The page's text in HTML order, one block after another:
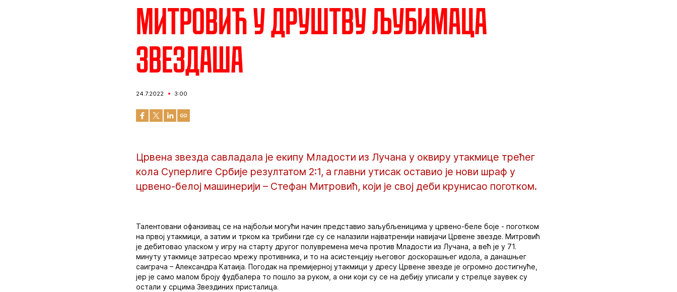
Митровић у друштву љубимаца
звездаша
24.7.2022 3:00
Црвена звезда савладала је екипу Младости из Лучана у оквиру утакмице трећег
кола Суперлиге Србије резултатом 2:1, а главни утисак оставио је нови шраф у
црвено-белој машинерији – Стефан Митровић, који је свој деби крунисао поготком.
Талентовани офанзивац се на најбољи могући начин представио заљубљеницима у црвено-беле боје - поготком
на првој утакмици, а затим и трком ка трибини где су се налазили најватренији навијачи Црвене звезде. Митровић
је дебитовао уласком у игру на старту другог полувремена меча против Младости из Лучана, а већ је у 71.
минуту утакмице затресао мрежу противника, и то на асистенцију његовог доскорашњег идола, а данашњег
саиграча – Александра Катаија. Погодак на премијерној утакмици у дресу Црвене звезде је огромно достигнуће,
јер је само малом броју фудбалера то пошло за руком, а они који су се на дебију уписали у стрелце заувек су
остали у срцима Звездиних присталица.